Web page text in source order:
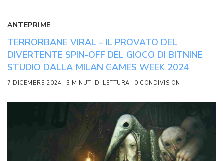
ANTEPRIME
TERRORBANE VIRAL – IL PROVATO DEL
DIVERTENTE SPIN-OFF DEL GIOCO DI BITNINE
STUDIO DALLA MILAN GAMES WEEK 2024
7 DICEMBRE 2024 3 MINUTI DI LETTURA 0 CONDIVISIONI